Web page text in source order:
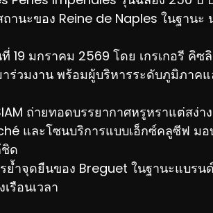
านะของ Reine de Naples ในฐานะ
19 มกราคม 2569 โดย เกรเกอรี คิซ
ร่วมงาน พร้อมผู้บริหารระดับภูมิภา
ถ่ายทอดบรรยากาศหรูหราแต่สง่า
และโซนบริการแบบเอ็กซ์คลูซีฟ ม
ชิด
ย้ำจุดยืนของ Breguet ในฐานะแบร
รือนเวลา